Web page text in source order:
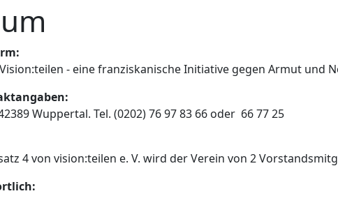
- eine franziskanische Initiative gegen Armut und
Wuppertal. Tel. (0202) 76 97 83 66 oder 66 77 25
4 von vision:teilen e. V. wird der Verein von 2